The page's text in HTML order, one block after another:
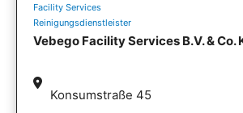
Facility Services
Reinigungsdienstleister
Vebego Facility Services B.V. & Co.
Konsumstraße 45